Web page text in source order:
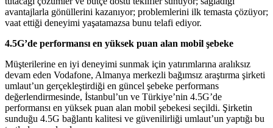
avantajlarla gönüllerini kazanıyor; problemlerini ilk temasta çözüyor;
vaat ettiği deneyimi yaşatamazsa bunu telafi ediyor.
4.5G’de performansı en yüksek puan alan mobil şebeke
Müşterilerine en iyi deneyimi sunmak için yatırımlarına aralıksız
devam eden Vodafone, Almanya merkezli bağımsız araştırma şirketi
umlaut’un gerçekleştirdiği en güncel şebeke performans
değerlendirmesinde, İstanbul’un ve Türkiye’nin 4.5G’de
performansı en yüksek puan alan mobil şebekesi seçildi. Şirketin
sunduğu 4.5G bağlantı kalitesi ve güvenilirliği umlaut’un yaptığı bu